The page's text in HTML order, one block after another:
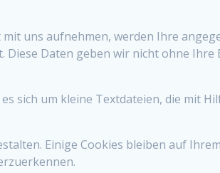
uns aufnehmen, werden Ihre
Daten geben wir nicht ohne Ihre
sich um kleine Textdateien, die mit
Einige Cookies bleiben auf